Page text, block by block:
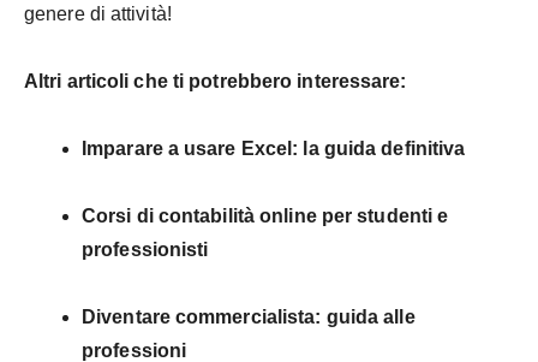
genere di attività!
Altri articoli che ti potrebbero interessare:
Imparare a usare Excel: la guida definitiva
Corsi di contabilità online per studenti e
professionisti
Diventare commercialista: guida alle
professioni